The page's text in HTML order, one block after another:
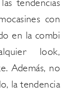
tendencias
con
en la combi
look,
Además, no
la tendencia